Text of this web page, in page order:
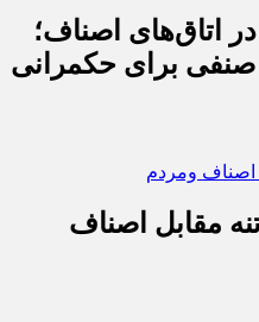
اتاق‌های اصناف؛
صنفی برای حکمرانی
مقابل اصناف